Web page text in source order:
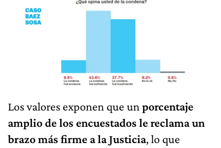
Los valores exponen que un porcentaje
amplio de los encuestados le reclama un
brazo más firme a la Justicia, lo que